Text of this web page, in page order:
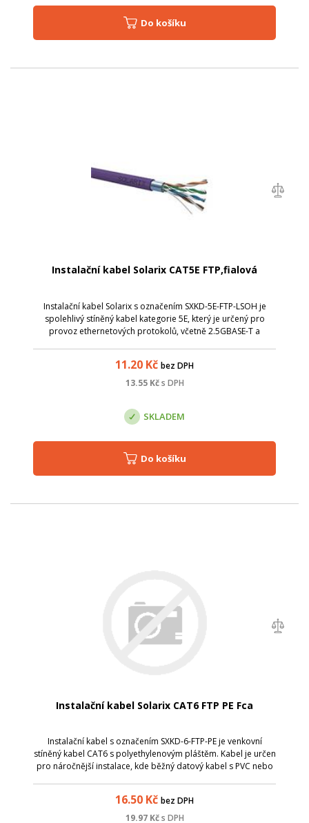
Do košíku
Instalační kabel Solarix CAT5E FTP,fialová
Instalační kabel Solarix s označením SXKD-5E-FTP-LSOH je
spolehlivý stíněný kabel kategorie 5E, který je určený pro
provoz ethernetových protokolů, včetně 2.5GBASE-T a
11.20 Kč bez DPH
13.55Kč s DPH
SKLADEM
Do košíku
Instalační kabel Solarix CAT6 FTP PE Fca
Instalační kabel s označením SXKD-6-FTP-PE je venkovní
stíněný kabel CAT6 s polyethylenovým pláštěm. Kabel je určen
pro náročnější instalace, kde běžný datový kabel s PVC nebo
16.50 Kč bez DPH
19.97Kč s DPH